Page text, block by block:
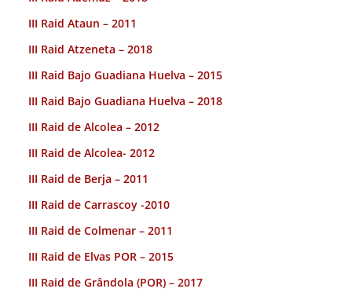
III Raid Ataun – 2011
III Raid Atzeneta – 2018
III Raid Bajo Guadiana Huelva – 2015
III Raid Bajo Guadiana Huelva – 2018
III Raid de Alcolea – 2012
III Raid de Alcolea- 2012
III Raid de Berja – 2011
III Raid de Carrascoy -2010
III Raid de Colmenar – 2011
III Raid de Elvas POR – 2015
III Raid de Grândola (POR) – 2017